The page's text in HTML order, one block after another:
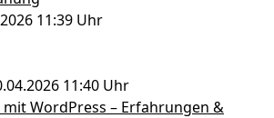
11:39 Uhr
11:40 Uhr
WordPress – Erfahrungen &